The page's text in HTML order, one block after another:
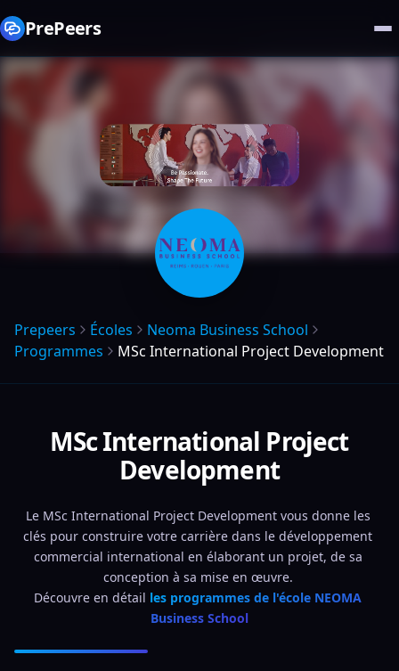
PrePeers
Prepeers Écoles
Neoma Business School
Programmes
MSc International Project Development
MSc International Project
Development
Le MSc International Project Development vous donne les
clés pour construire votre carrière dans le développement
commercial international en élaborant un projet, de sa
conception à sa mise en œuvre.
Découvre en détail les programmes de l'école NEOMA
Business School